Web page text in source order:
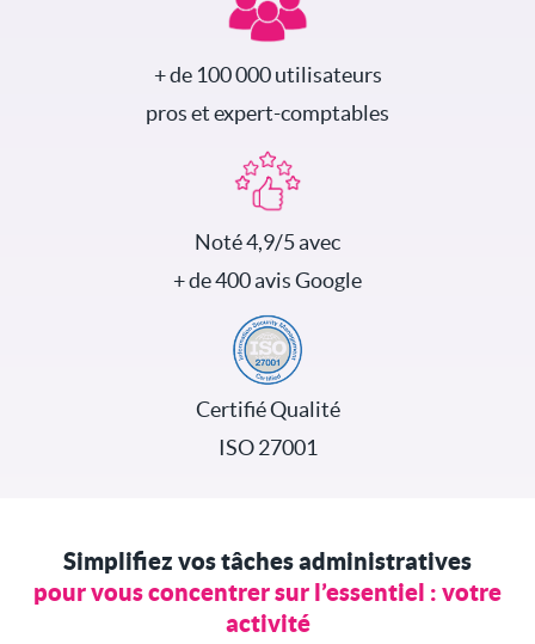
+ de 100 000 utilisateurs
pros et expert-comptables
Noté 4,9/5 avec
+ de 400 avis Google
Certifié Qualité
ISO 27001
Simplifiez vos tâches administratives
pour vous concentrer sur l’essentiel : votre
activité